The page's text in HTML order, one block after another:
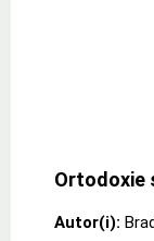
Ortodoxie
Autor(i):